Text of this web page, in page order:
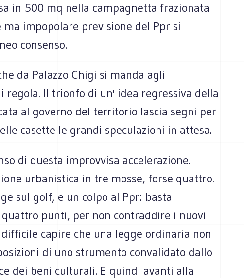
in 500 mq nella campagnetta frazionata
ma impopolare previsione del Ppr si
consenso.
da Palazzo Chigi si manda agli
regola. Il trionfo di un' idea regressiva della
al governo del territorio lascia segni per
casette le grandi speculazioni in attesa.
di questa improvvisa accelerazione.
urbanistica in tre mosse, forse quattro.
sul golf, e un colpo al Ppr: basta
punti, per non contraddire i nuovi
capire che una legge ordinaria non
di uno strumento convalidato dallo
dei beni culturali. E quindi avanti alla